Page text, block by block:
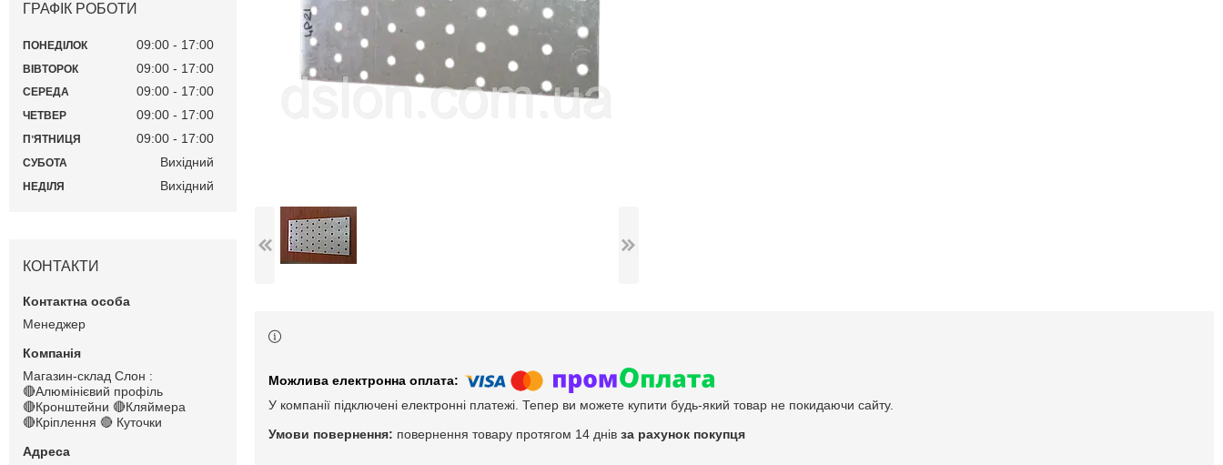
У компанії підключені електронні платежі. Тепер ви можете купити будь-який товар не покидаючи сайту.
повернення товару протягом 14 днів за рахунок покупця
ГРАФІК РОБОТИ
ПОНЕДІЛОК 09:00 17:00
ВІВТОРОК 09:00 17:00
СЕРЕДА 09:00 17:00
ЧЕТВЕР 09:00 17:00
ПʼЯТНИЦЯ 09:00 17:00
СУБОТА Вихідний
НЕДІЛЯ Вихідний
КОНТАКТИ
Менеджер
Магазин-склад Слон :
🔴Алюмінієвий профіль
🔴Кронштейни 🔴Кляймера
🔴Кріплення 🔴 Куточки